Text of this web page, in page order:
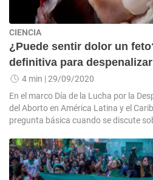
CIENCIA
¿Puede sentir dolor un
definitiva para
4 min | 29/09/2020
En el marco Día de la Lucha por la
del Aborto en América Latina y el
pregunta básica cuando se discute